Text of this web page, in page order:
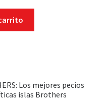
Los mejores pecios
islas Brothers